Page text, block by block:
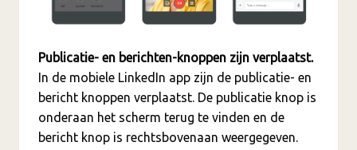
Publicatie- en berichten-knoppen zijn verplaatst.
In de mobiele LinkedIn app zijn de publicatie- en
bericht knoppen verplaatst. De publicatie knop is
onderaan het scherm terug te vinden en de
bericht knop is rechtsbovenaan weergegeven.